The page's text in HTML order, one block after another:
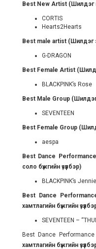
Best New Artist (Шилдэг
CORTIS
Hearts2Hearts
Best male artist (Шилдэг
G-DRAGON
Best Female Artist
BLACKPINK’s Rose
Best Male Group (Шилдэг
SEVENTEEN
Best Female Group
aespa
Best Dance
соло бүжгийн үзүүлбэр)
BLACKPINK’s
Best Dance
хамтлагийн бүжгийн
SEVENTEEN –
Best Dance
хамтлагийн бүжгийн